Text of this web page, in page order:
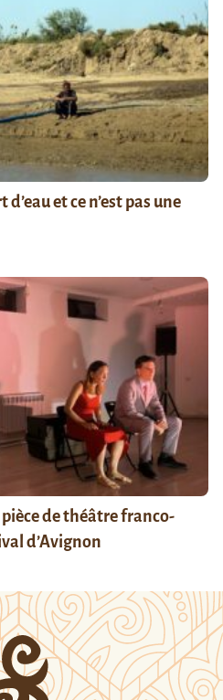
et ce n’est pas une
pièce de théâtre franco-
d’Avignon